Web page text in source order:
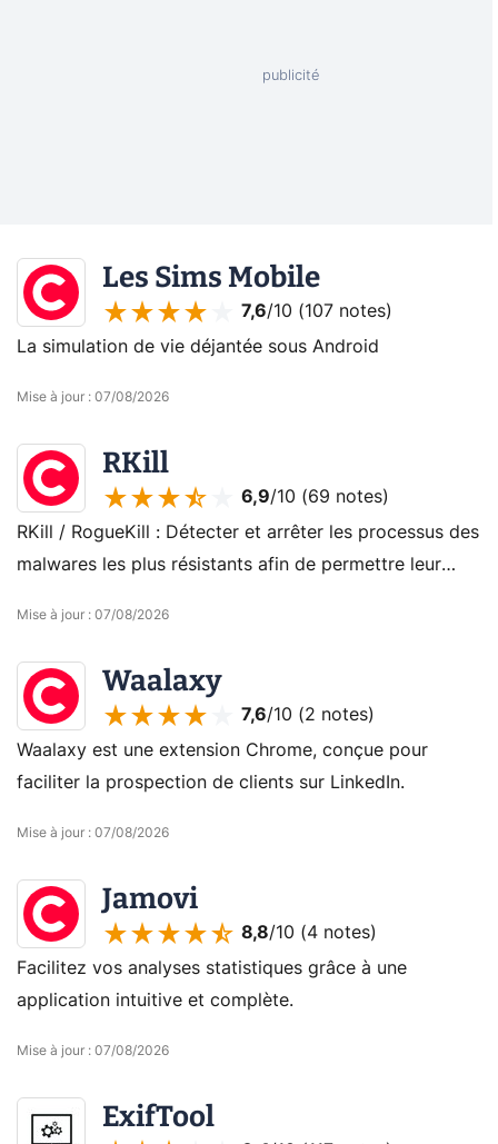
Les Sims Mobile
7,6/10 (107 notes)
La simulation de vie déjantée sous Android
Mise à jour : 07/08/2026
RKill
6,9/10 (69 notes)
RKill / RogueKill : Détecter et arrêter les processus des
malwares les plus résistants afin de permettre leur
Mise à jour : 07/08/2026
Waalaxy
7,6/10 (2 notes)
Waalaxy est une extension Chrome, conçue pour
faciliter la prospection de clients sur LinkedIn.
Mise à jour : 07/08/2026
Jamovi
8,8/10 (4 notes)
Facilitez vos analyses statistiques grâce à une
application intuitive et complète.
Mise à jour : 07/08/2026
ExifTool